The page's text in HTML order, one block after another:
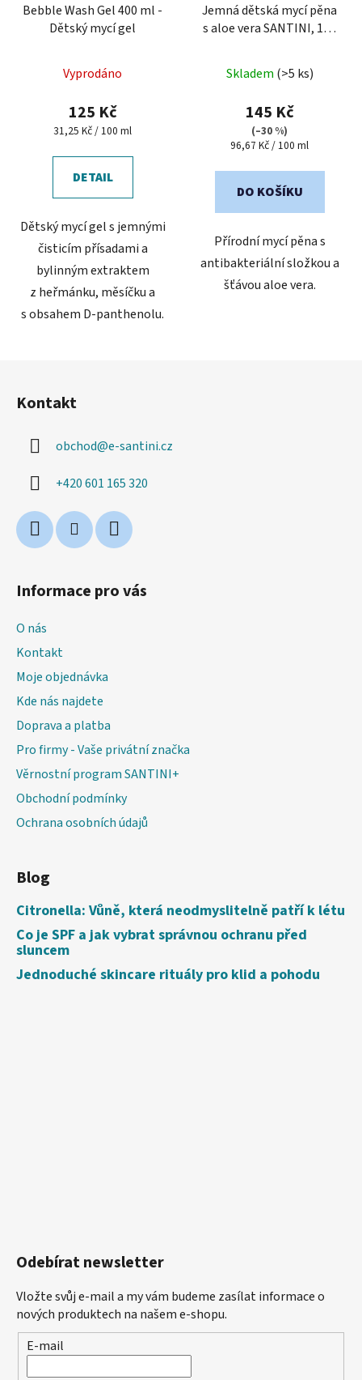
Bebble Wash Gel 400 ml -
Dětský mycí gel
Vyprodáno
125 Kč
Měrná
31,25 Kč / 100 ml
DETAIL
Dětský mycí gel s jemnými
čisticím přísadami a
bylinným extraktem
z heřmánku, měsíčku a
s obsahem D-panthenolu.
Jemná dětská mycí pěna
s aloe vera SANTINI, 150
hodnocení
produktu
je
5,0
z
5
hvězdiček.
Skladem (>5 ks)
145 Kč
(–30 %)
Měrná
96,67 Kč / 100 ml
DO KOŠÍKU
Přírodní mycí pěna s
antibakteriální složkou a
šťávou aloe vera.
Kontakt
obchod@e-santini.cz
+420 601 165 320
Informace pro vás
O nás
Kontakt
Moje objednávka
Kde nás najdete
Doprava a platba
Pro firmy - Vaše privátní značka
Věrnostní program SANTINI+
Obchodní podmínky
Ochrana osobních údajů
Blog
Citronella: Vůně, která neodmyslitelně patří k létu
Co je SPF a jak vybrat správnou ochranu před
sluncem
Jednoduché skincare rituály pro klid a pohodu
Odebírat newsletter
Vložte svůj e-mail a my vám budeme zasílat informace o
nových produktech na našem e-shopu.
E-mail